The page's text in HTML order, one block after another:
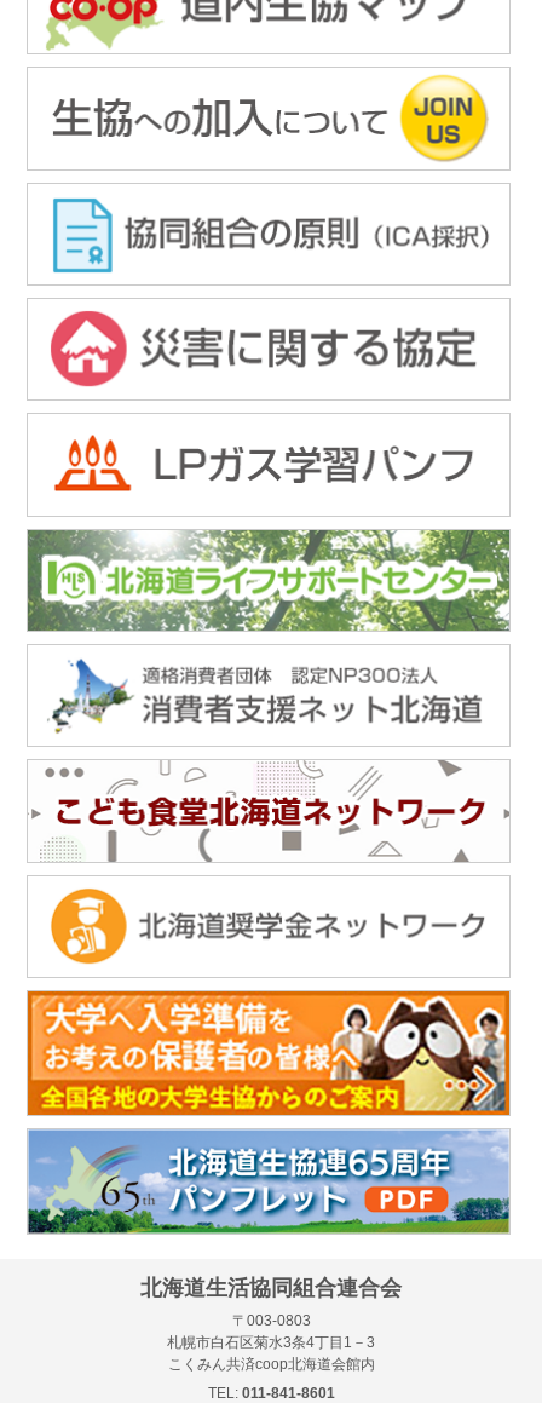
北海道生活協同組合連合会
〒003-0803
札幌市白石区菊水3条4丁目1－3
こくみん共済coop北海道会館内
TEL:011-841-8601